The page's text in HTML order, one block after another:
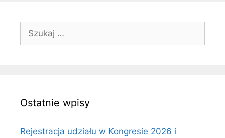
Ostatnie wpisy
Rejestracja udziału w Kongresie 2026 i